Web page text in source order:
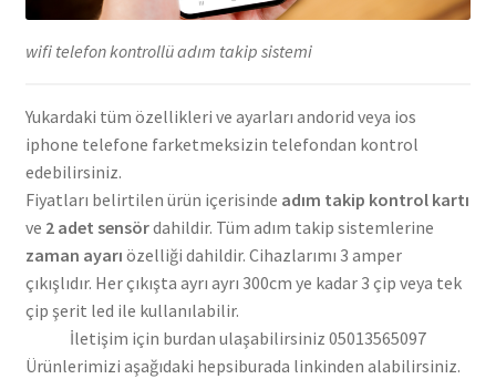
wifi telefon kontrollü adım takip sistemi
Yukardaki tüm özellikleri ve ayarları andorid veya ios
iphone telefone farketmeksizin telefondan kontrol
edebilirsiniz.
Fiyatları belirtilen ürün içerisinde adım takip kontrol kartı
ve 2 adet sensördahildir. Tüm adım takip sistemlerine
zaman ayarı özelliği dahildir. Cihazlarımı 3 amper
çıkışlıdır. Her çıkışta ayrı ayrı 300cm ye kadar 3 çip veya tek
çip şerit led ile kullanılabilir.
İletişim için burdan ulaşabilirsiniz 05013565097
Ürünlerimizi aşağıdaki hepsiburada linkinden alabilirsiniz.